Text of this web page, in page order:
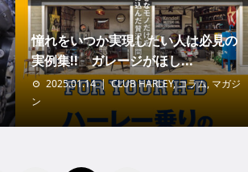
憧れをいつか実現したい人は必見の
実例集!! ガレージがほし...
2025.01.14 CLUB HARLEY,コラム, マガジ
ン